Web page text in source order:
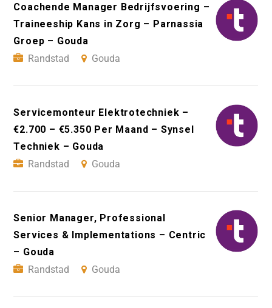
Coachende Manager Bedrijfsvoering –
Traineeship Kans in Zorg – Parnassia
Groep – Gouda
Randstad
Gouda
Servicemonteur Elektrotechniek –
€2.700 – €5.350 Per Maand – Synsel
Techniek – Gouda
Randstad
Gouda
Senior Manager, Professional
Services & Implementations – Centric
– Gouda
Randstad
Gouda